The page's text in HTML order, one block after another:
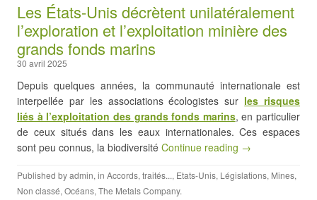
Les États-Unis décrètent unilatéralement
l’exploration et l’exploitation minière des
grands fonds marins
30 avril 2025
Depuis quelques années, la communauté internationale est
interpellée par les associations écologistes sur les risques
liés à l’exploitation des grands fonds marins, en particulier
de ceux situés dans les eaux internationales. Ces espaces
sont peu connus, la biodiversité Continue reading →
Published byadmin, in Accords, traités..., Etats-Unis, Législations, Mines,
Non classé, Océans, The Metals Company.